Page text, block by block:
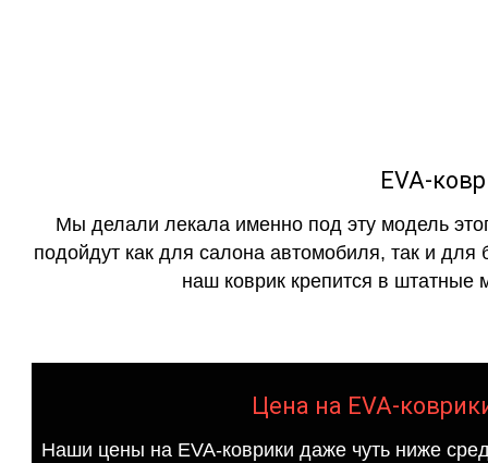
EVA-
Мы делали лекала именно под эту модель
подойдут как для салона автомобиля, так и для
наш коврик крепится в штатные
Цена на EVA-
Наши цены на EVA-коврики даже чуть ниже